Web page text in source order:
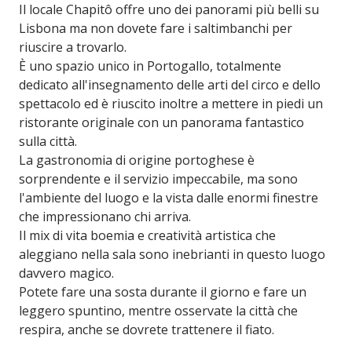
Il locale Chapitô offre uno dei panorami più belli su
Lisbona ma non dovete fare i saltimbanchi per
riuscire a trovarlo.
È uno spazio unico in Portogallo, totalmente
dedicato all'insegnamento delle arti del circo e dello
spettacolo ed è riuscito inoltre a mettere in piedi un
ristorante originale con un panorama fantastico
sulla città.
La gastronomia di origine portoghese è
sorprendente e il servizio impeccabile, ma sono
l'ambiente del luogo e la vista dalle enormi finestre
che impressionano chi arriva.
Il mix di vita boemia e creatività artistica che
aleggiano nella sala sono inebrianti in questo luogo
davvero magico.
Potete fare una sosta durante il giorno e fare un
leggero spuntino, mentre osservate la città che
respira, anche se dovrete trattenere il fiato.